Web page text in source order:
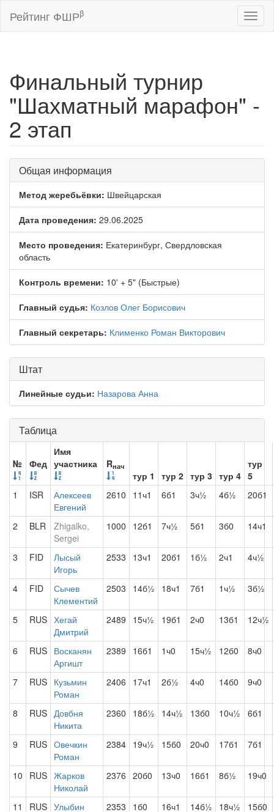
Рейтинг ФШРβ
Финальный турнир
"Шахматный марафон" -
2 этап
Общая информация
Метод жеребьёвки: Швейцарская
Дата проведения: 29.06.2025
Место проведения: Екатеринбург, Свердловская
область
Контроль времени: 10' + 5" (Быстрые)
Главный судья: Козлов Олег Борисович
Главный секретарь: Клименко Роман Викторович
Штат
Линейные судьи: Назарова Анна
Таблица
№ Фед
Имя
участника
Rнач
тур 1 тур 2 тур 3 тур 4
тур
5
1
ISR
Алексеев
Евгений
2610 11ч1 6б1 3ч½ 4б½ 20б1
2 BLR
Zhigalko,
Sergei
1000 12б1 7ч½ 5б1 3б0 14ч1
3 FID
Лысый
Игорь
2533 13ч1 20б1 1б½ 2ч1 4ч½
4 FID
Сычев
Клементий
2503 14б½ 18ч1 7б1 1ч½ 3б½
5 RUS Хегай
Дмитрий
2489 15ч½ 19б1 2ч0 13б1 12ч½
6 RUS Восканян
Аргишт
2389 16б1 1ч0 15ч½ 12б0 8ч0
7 RUS Кузьмин
Роман
2406 17ч1 2б½ 4ч0 14б0 9ч0
8 RUS Довбня
Никита
2360 18б½ 14ч½ 13б0 10ч½ 6б1
9 RUS Овечкин
Роман
2384 19ч½ 15б0 20ч0 17б1 7б1
10 RUS Жарков
Николай
2376 20б0 13ч0 16б1 8б½ 19ч0
11 RUS Улыбин
2353 1б0 16ч1 14б½ 18ч½ 15б0